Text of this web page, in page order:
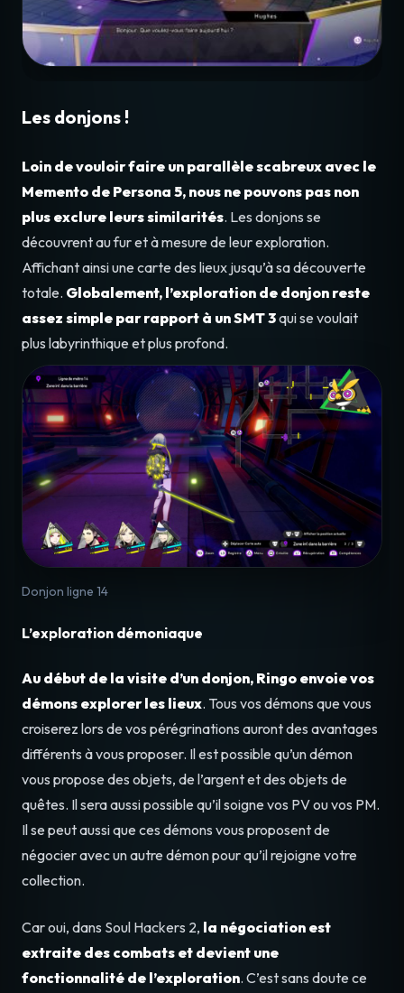
Les donjons !
Loin de vouloir faire un parallèle scabreux avec le
Memento de Persona 5, nous ne pouvons pas non
plus exclure leurs similarités. Les donjons se
découvrent au fur et à mesure de leur exploration.
Affichant ainsi une carte des lieux jusqu’à sa découverte
totale. Globalement, l’exploration de donjon reste
assez simple par rapport à un SMT 3qui se voulait
plus labyrinthique et plus profond.
Donjon ligne 14
L’exploration démoniaque
Au début de la visite d’un donjon, Ringo envoie vos
démons explorer les lieux. Tous vos démons que vous
croiserez lors de vos pérégrinations auront des avantages
différents à vous proposer. Il est possible qu’un démon
vous propose des objets, de l’argent et des objets de
quêtes. Il sera aussi possible qu’il soigne vos PV ou vos PM.
Il se peut aussi que ces démons vous proposent de
négocier avec un autre démon pour qu’il rejoigne votre
collection.
Car oui, dans Soul Hackers 2, la négociation est
extraite des combats et devient une
fonctionnalité de l’exploration. C’est sans doute ce